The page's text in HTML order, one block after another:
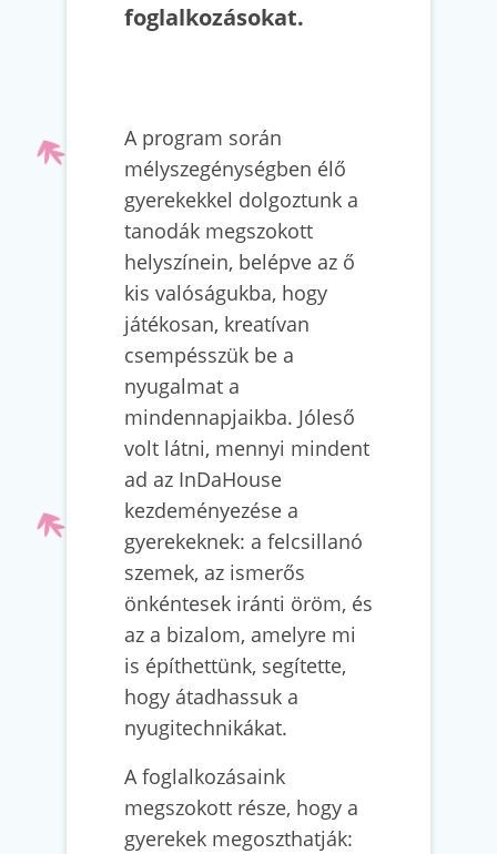
foglalkozásokat.
A program során
mélyszegénységben élő
gyerekekkel dolgoztunk a
tanodák megszokott
helyszínein, belépve az ő
kis valóságukba, hogy
játékosan, kreatívan
csempésszük be a
nyugalmat a
mindennapjaikba. Jóleső
volt látni, mennyi mindent
ad az InDaHouse
kezdeményezése a
gyerekeknek: a felcsillanó
szemek, az ismerős
önkéntesek iránti öröm, és
az a bizalom, amelyre mi
is építhettünk, segítette,
hogy átadhassuk a
nyugitechnikákat.
A foglalkozásaink
megszokott része, hogy a
gyerekek megoszthatják: